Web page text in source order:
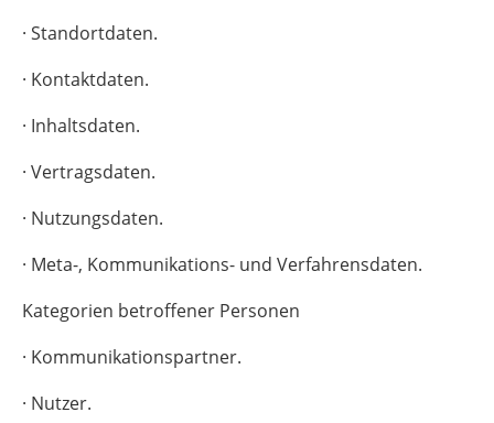
· Standortdaten.
· Kontaktdaten.
· Inhaltsdaten.
· Vertragsdaten.
· Nutzungsdaten.
· Meta-, Kommunikations- und Verfahrensdaten.
Kategorien betroffener Personen
· Kommunikationspartner.
· Nutzer.